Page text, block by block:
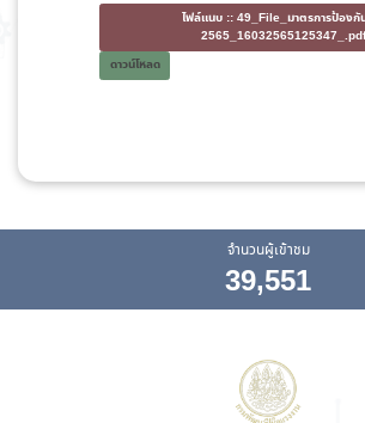
ไฟล์แนบ :: 49_File_มาตรการป้องกั
2565_16032565125347_.pdf
ดาวน์โหลด
จำนวนผู้เข้าชม
39,551